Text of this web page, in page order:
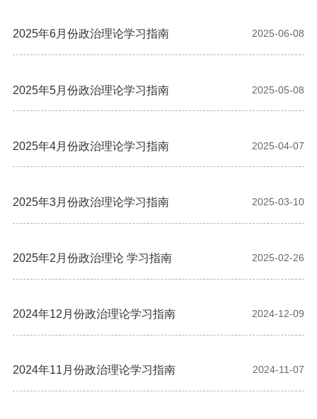
2025年6月份政治理论学习指南 2025-06-08
2025年5月份政治理论学习指南 2025-05-08
2025年4月份政治理论学习指南 2025-04-07
2025年3月份政治理论学习指南 2025-03-10
2025年2月份政治理论 学习指南 2025-02-26
2024年12月份政治理论学习指南 2024-12-09
2024年11月份政治理论学习指南 2024-11-07